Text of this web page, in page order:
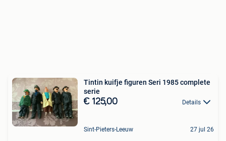
Tintin kuifje figuren Seri 1985 complete
serie
€ 125,00 Details
Sint-Pieters-Leeuw 27 jul 26